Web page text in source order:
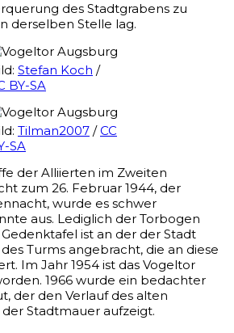
des Stadtgrabens zu
derselben Stelle lag.
Stefan Koch /
BY-SA
Tilman2007 /CC
SA
der Alliierten im Zweiten
zum 26. Februar 1944, der
wurde es schwer
aus. Lediglich der Torbogen
ist an der der Stadt
Turms angebracht, die an diese
Im Jahr 1954 ist das Vogeltor
1966 wurde ein bedachter
der den Verlauf des alten
Stadtmauer aufzeigt.